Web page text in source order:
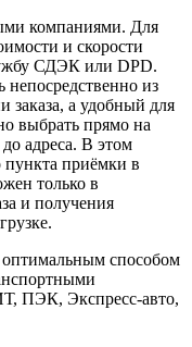
компаниями. Для
и скорости
СДЭК или DPD.
непосредственно из
заказа, а удобный для
выбрать прямо на
адреса. В этом
пункта приёмки в
только в
и получения
способом
ПЭК, Экспресс-авто,